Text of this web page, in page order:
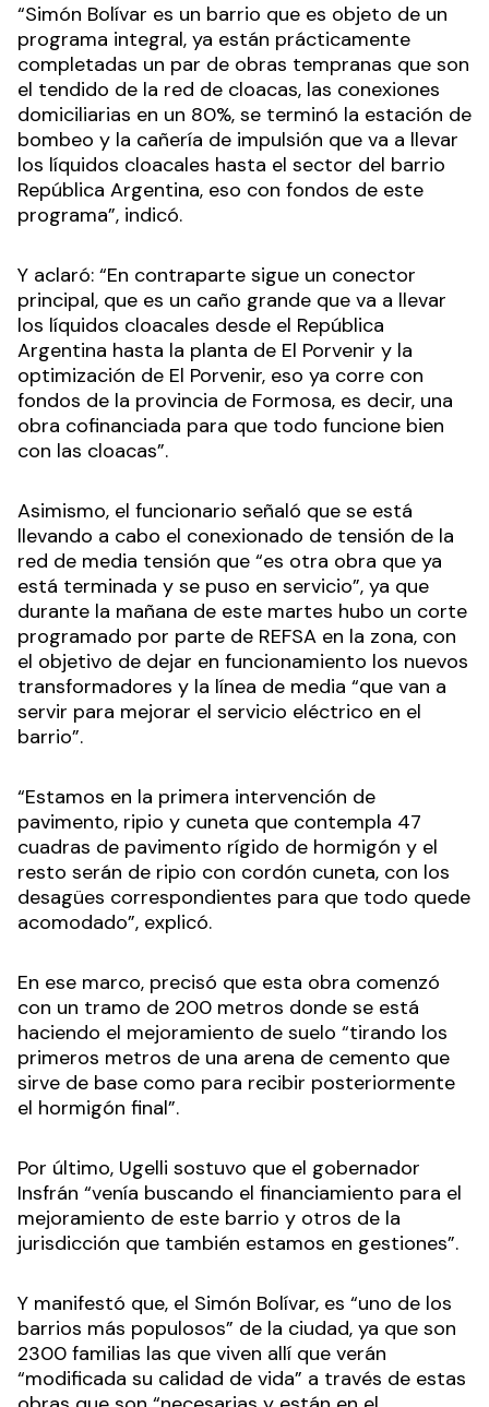
“Simón Bolívar es un barrio que es objeto de un
programa integral, ya están prácticamente
completadas un par de obras tempranas que son
el tendido de la red de cloacas, las conexiones
domiciliarias en un 80%, se terminó la estación de
bombeo y la cañería de impulsión que va a llevar
los líquidos cloacales hasta el sector del barrio
República Argentina, eso con fondos de este
programa”, indicó.
Y aclaró: “En contraparte sigue un conector
principal, que es un caño grande que va a llevar
los líquidos cloacales desde el República
Argentina hasta la planta de El Porvenir y la
optimización de El Porvenir, eso ya corre con
fondos de la provincia de Formosa, es decir, una
obra cofinanciada para que todo funcione bien
con las cloacas”.
Asimismo, el funcionario señaló que se está
llevando a cabo el conexionado de tensión de la
red de media tensión que “es otra obra que ya
está terminada y se puso en servicio”, ya que
durante la mañana de este martes hubo un corte
programado por parte de REFSA en la zona, con
el objetivo de dejar en funcionamiento los nuevos
transformadores y la línea de media “que van a
servir para mejorar el servicio eléctrico en el
barrio”.
“Estamos en la primera intervención de
pavimento, ripio y cuneta que contempla 47
cuadras de pavimento rígido de hormigón y el
resto serán de ripio con cordón cuneta, con los
desagües correspondientes para que todo quede
acomodado”, explicó.
En ese marco, precisó que esta obra comenzó
con un tramo de 200 metros donde se está
haciendo el mejoramiento de suelo “tirando los
primeros metros de una arena de cemento que
sirve de base como para recibir posteriormente
el hormigón final”.
Por último, Ugelli sostuvo que el gobernador
Insfrán “venía buscando el financiamiento para el
mejoramiento de este barrio y otros de la
jurisdicción que también estamos en gestiones”.
Y manifestó que, el Simón Bolívar, es “uno de los
barrios más populosos” de la ciudad, ya que son
2300 familias las que viven allí que verán
“modificada su calidad de vida” a través de estas